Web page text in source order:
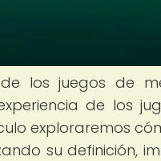
los juegos de
de los
exploraremos
su definición,